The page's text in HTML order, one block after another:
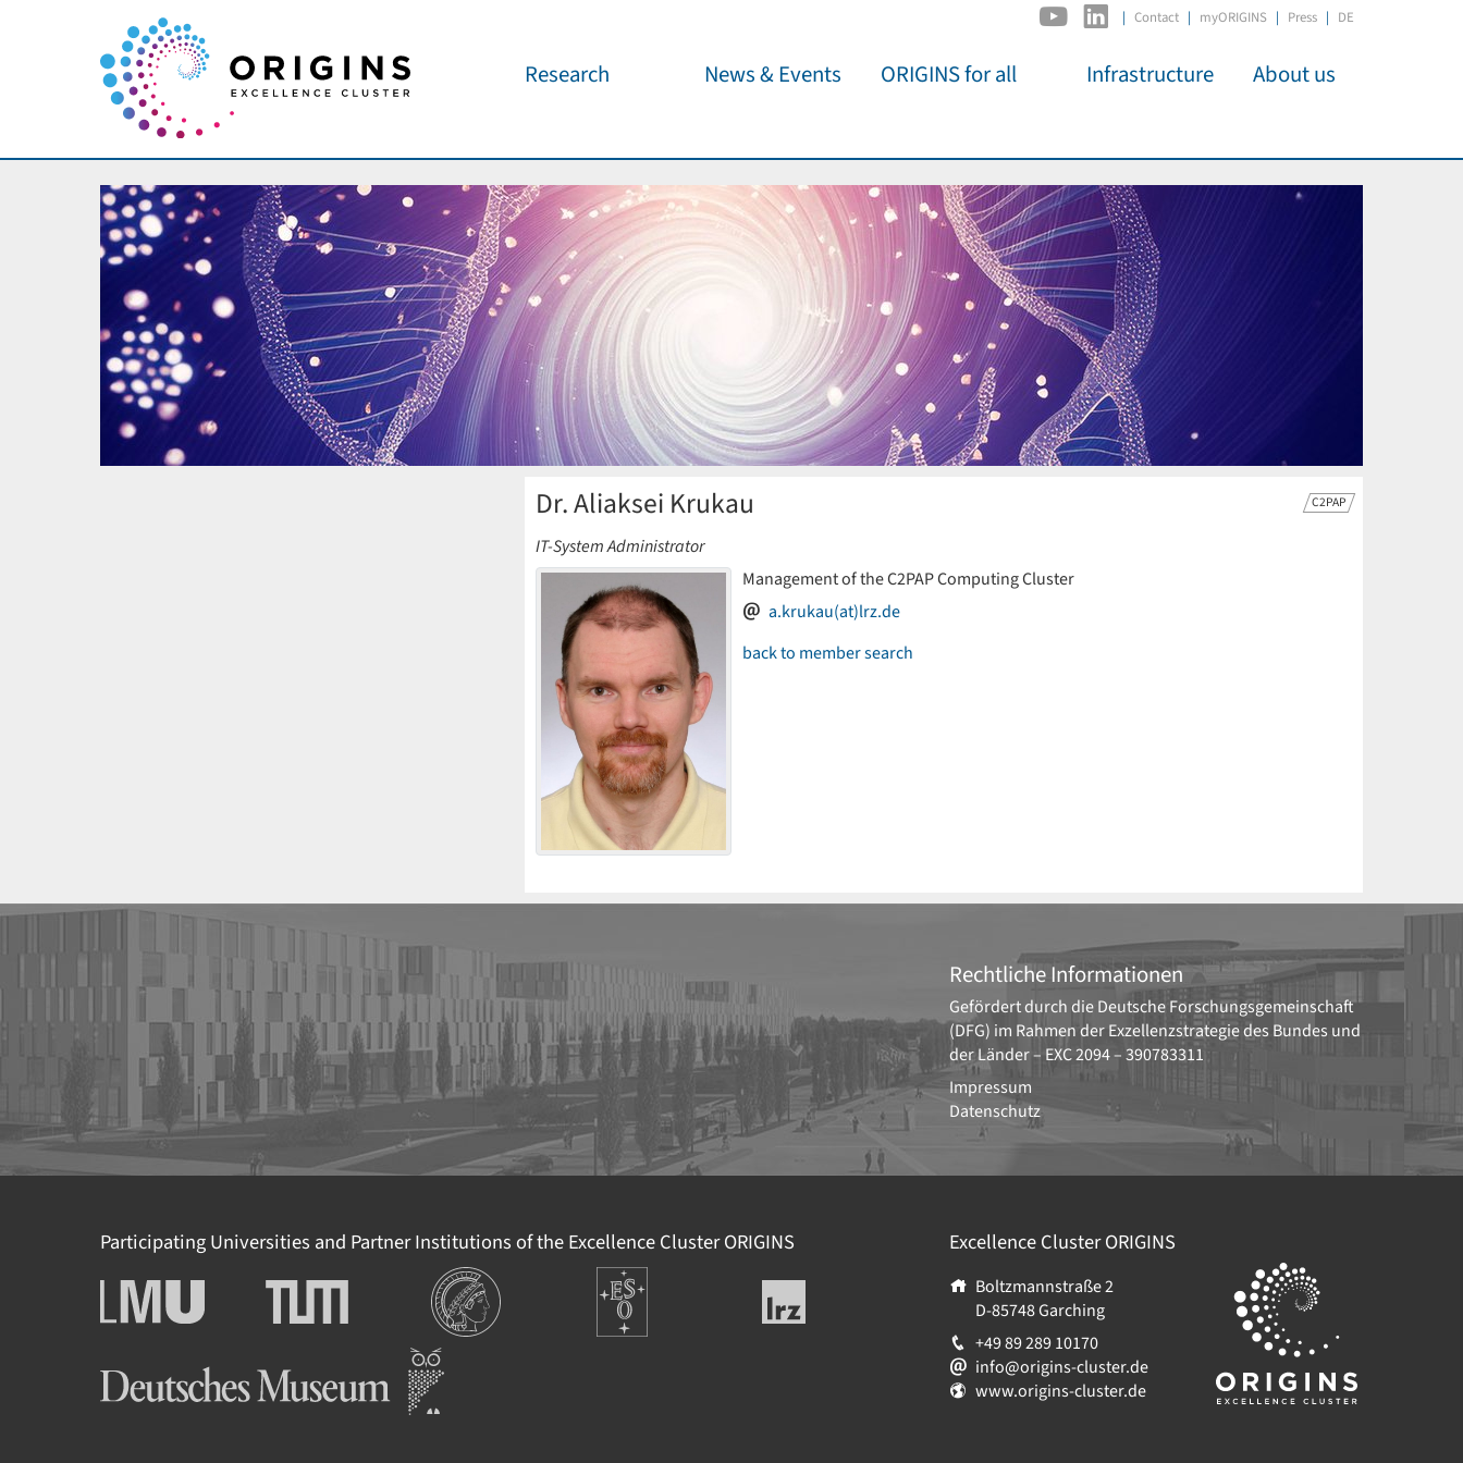
| Contact myORIGINS Press DE
Research
Workshop Support
Seed Projects
Research Partners
Publications
News & Events
Public Events
Important Dates
ORIGINS for all
Wissenschaft für
jedermann
Für Schulen
Lecture Pool
Infrastructure
ODSL / ODC
D-Hub
CORE
About us
Panels
C2PAP
Dr. Aliaksei Krukau
IT-System Administrator
Management of the C2PAP Computing Cluster
a.krukau(at)lrz.de
back to member search
Rechtliche Informationen
Gefördert durch dieDeutsche Forschungsgemeinschaft
(DFG) im Rahmen der Exzellenzstrategie des Bundes und
der Länder – EXC 2094 – 390783311
Impressum
Datenschutz
Participating Universities and Partner Institutions of the Excellence ClusterORIGINS
Ludwig-Maximilians-
Universität München
Technische Universität
München
Institutions
Europäische
Südsternwarte
Leibniz-
Rechenzentrum
Excellence ClusterORIGINS
Boltzmannstraße 2
D-85748Garching
+49 89 289 10170
info@origins-cluster.de
www.origins-cluster.de